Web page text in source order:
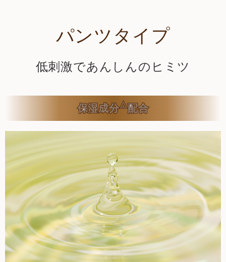
パンツタイプ
低刺激であんしんのヒミツ
保湿成分△配合